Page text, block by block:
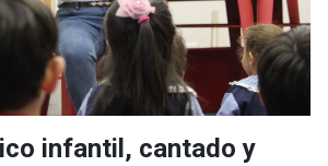
infantil, cantado y